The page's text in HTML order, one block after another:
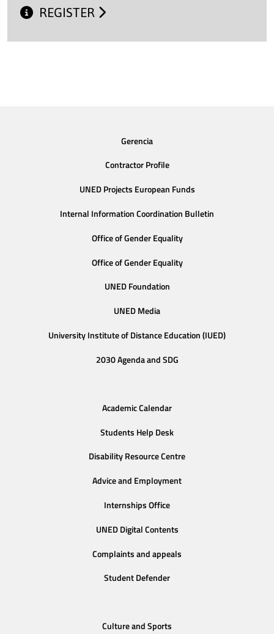
REGISTER
Gerencia
Contractor Profile
UNED Projects European Funds
Internal Information Coordination Bulletin
Office of Gender Equality
Office of Gender Equality
UNED Foundation
UNED Media
University Institute of Distance Education (IUED)
2030 Agenda and SDG
Academic Calendar
Students Help Desk
Disability Resource Centre
Advice and Employment
Internships Office
UNED Digital Contents
Complaints and appeals
Student Defender
Culture and Sports